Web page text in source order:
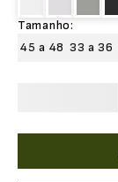
Tamanho:
45 a 48 33 a 36